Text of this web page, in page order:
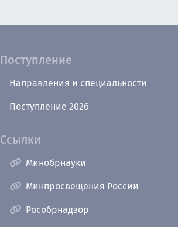
Поступление
Направления и специальности
Поступление 2026
Ссылки
Минобрнауки
Минпросвещения России
Рособрнадзор